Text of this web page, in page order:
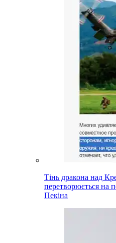
Тінь дракона над
перетворюється на
Пекіна